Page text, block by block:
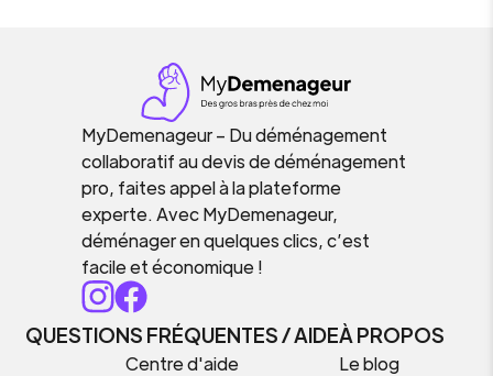
MyDemenageur – Du déménagement
collaboratif au devis de déménagement
pro, faites appel à la plateforme
experte. Avec MyDemenageur,
déménager en quelques clics, c’est
facile et économique !
QUESTIONS FRÉQUENTES / AIDE
Centre d'aide
À PROPOS
Le blog